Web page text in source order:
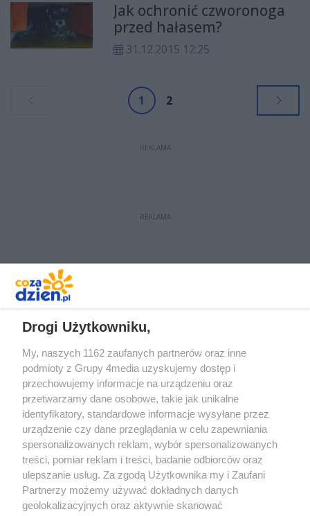
Jak ochronić czworonoga
przed hałasem?
31.12.2015 12:25
1 2
REKLAMA
REKLAMA
Redakcja Reklama Prywatność
Praca Łódź
the:protocol
Drogi Użytkowniku,
My, naszych 1162 zaufanych partnerów oraz inne
podmioty z Grupy 4media uzyskujemy dostęp i
przechowujemy informacje na urządzeniu oraz
przetwarzamy dane osobowe, takie jak unikalne
identyfikatory, standardowe informacje wysyłane przez
urządzenie czy dane przeglądania w celu zapewniania
spersonalizowanych reklam, wybór spersonalizowanych
treści, pomiar reklam i treści, badanie odbiorców oraz
ulepszanie usług. Za zgodą Użytkownika my i Zaufani
Partnerzy możemy używać dokładnych danych
geolokalizacyjnych oraz aktywnie skanować